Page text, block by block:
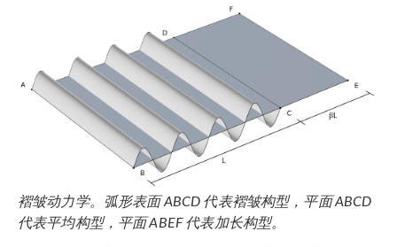
褶皱动力学。弧形表面 ABCD 代表褶皱构型，平面 ABCD
代表平均构型，平面 ABEF 代表加长构型。